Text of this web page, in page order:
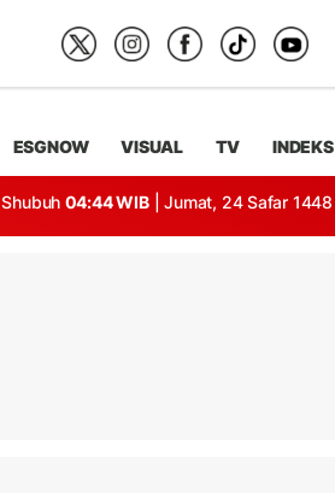
ESGNOW VISUAL TV INDEKS
Shubuh 04:44 WIB | Jumat, 24 Safar 1448